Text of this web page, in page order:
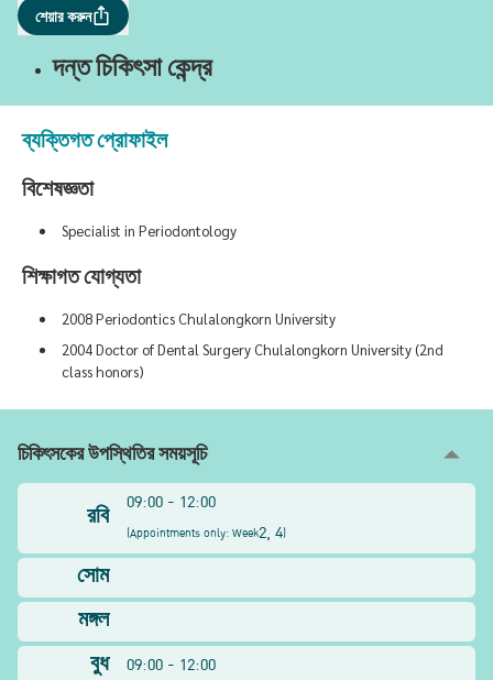
শেয়ার করুন
দন্ত চিকিৎসা কেন্দ্র
ব্যক্তিগত প্রোফাইল
বিশেষজ্ঞতা
Specialist in Periodontology
শিক্ষাগত যোগ্যতা
2008 Periodontics Chulalongkorn University
2004 Doctor of Dental Surgery Chulalongkorn University (2nd
class honors)
চিকিৎসকের উপস্থিতির সময়সূচি
রবি
09:00 - 12:00
(Appointments only: Week2, 4)
সোম
মঙ্গল
বুধ
09:00 - 12:00